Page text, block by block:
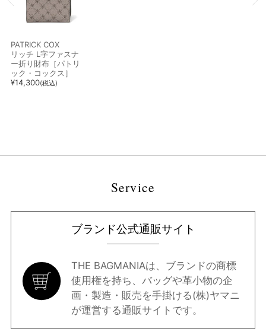
PATRICK COX
リッチ L字ファスナ
ー折り財布［パトリ
ック・コックス］
¥14,300(税込)
Service
ブランド公式通販サイト
THE BAGMANIAは、ブランドの商標
使用権を持ち、バッグや革小物の企
画・製造・販売を手掛ける(株)ヤマニ
が運営する通販サイトです。